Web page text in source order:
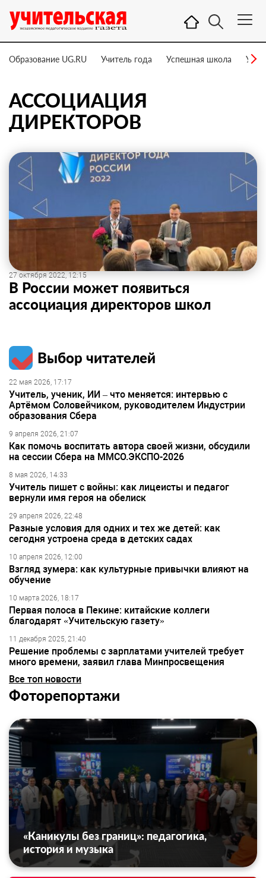
Образование UG.RU Учитель года Успешная школа
АССОЦИАЦИЯ
ДИРЕКТОРОВ
27 октября 2022, 12:15
В России может появиться
ассоциация директоров школ
Выбор читателей
22 мая 2026, 17:17
Учитель, ученик, ИИ – что меняется: интервью с
Артёмом Соловейчиком, руководителем Индустрии
образования Сбера
9 апреля 2026, 21:07
Как помочь воспитать автора своей жизни, обсудили
на сессии Сбера на ММСО.ЭКСПО-2026
8 мая 2026, 14:33
Учитель пишет с войны: как лицеисты и педагог
вернули имя героя на обелиск
29 апреля 2026, 22:48
Разные условия для одних и тех же детей: как
сегодня устроена среда в детских садах
10 апреля 2026, 12:00
Взгляд зумера: как культурные привычки влияют на
обучение
10 марта 2026, 18:17
Первая полоса в Пекине: китайские коллеги
благодарят «Учительскую газету»
11 декабря 2025, 21:40
Решение проблемы с зарплатами учителей требует
много времени, заявил глава Минпросвещения
Все топ новости
Фоторепортажи
«Каникулы без границ»: педагогика,
история и музыка